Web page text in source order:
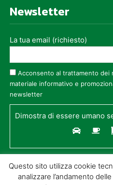
Via Bocca di Gora e Tinaia n. 67
Newsletter
La tua email (richiesto)
Acconsento al trattamento dei
materiale informativo e
newsletter
Dimostra di essere umano
Questo sito utilizza cookie
analizzare l’andamento